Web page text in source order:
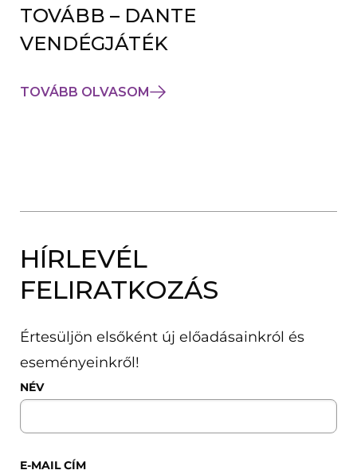
TOVÁBB – DANTE
VENDÉGJÁTÉK
TOVÁBB OLVASOM
HÍRLEVÉL
FELIRATKOZÁS
Értesüljön elsőként új előadásainkról és
eseményeinkről!
NÉV
E-MAIL CÍM